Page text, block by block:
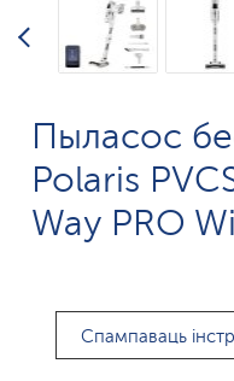
Пыласос
Polaris
Way PRO
Спампаваць